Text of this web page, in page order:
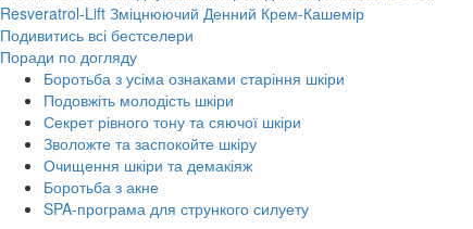
Resveratrol-Lift Зміцнюючий Денний Крем-Кашемір
Подивитись всі бестселери
Поради по догляду
Боротьба з усіма ознаками старіння шкіри
Подовжіть молодість шкіри
Секрет рівного тону та сяючої шкіри
Зволожте та заспокойте шкіру
Очищення шкіри та демакіяж
Боротьба з акне
SPA-програма для стрункого силуету